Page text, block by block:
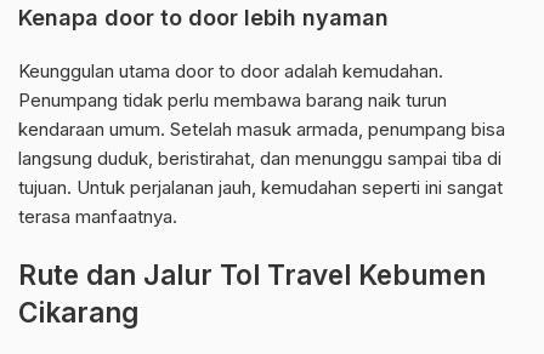
Kenapa door to door lebih nyaman
Keunggulan utama door to door adalah kemudahan.
Penumpang tidak perlu membawa barang naik turun
kendaraan umum. Setelah masuk armada, penumpang bisa
langsung duduk, beristirahat, dan menunggu sampai tiba di
tujuan. Untuk perjalanan jauh, kemudahan seperti ini sangat
terasa manfaatnya.
Rute dan Jalur Tol Travel Kebumen
Cikarang